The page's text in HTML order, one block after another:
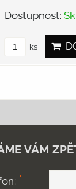
Dostupnost:
ks
VÁM
*